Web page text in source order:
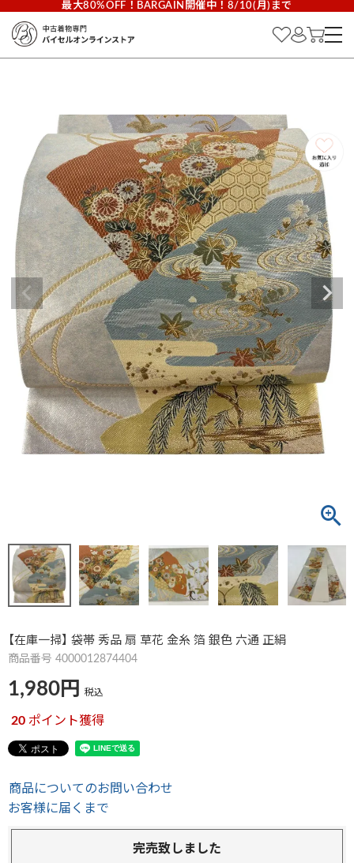
最大80%OFF！BARGAIN開催中！8/10(月)まで
【在庫一掃】 袋帯 秀品 扇 草花 金糸 箔 銀色 六通 正絹
商品番号 4000012874404
1,980 税込
20 ポイント獲得
商品についてのお問い合わせ
お客様に届くまで
完売致しました